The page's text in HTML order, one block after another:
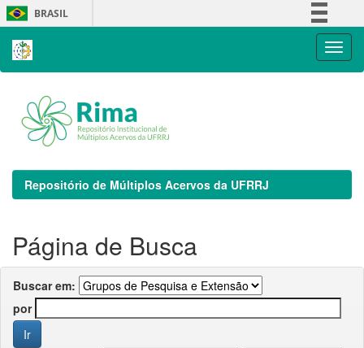
Skip
navigation
BRASIL
Repositório de Múltiplos Acervos da UFRRJ
Página de Busca
Buscar em:
por